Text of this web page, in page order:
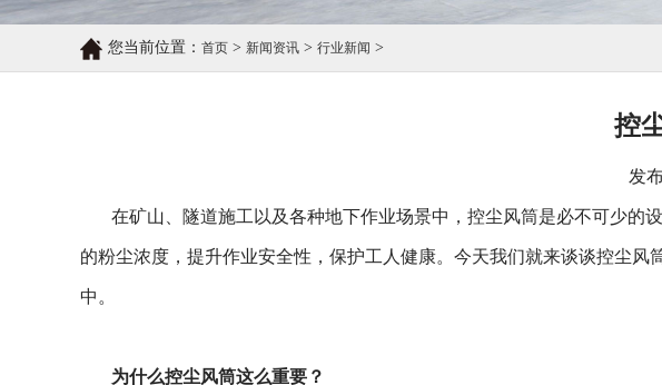
您当前位置： 首页 > 新闻资讯 > 行业新闻 >
控
发
在矿山、隧道施工以及各种地下作业场景中，控尘风筒是必不可少的
的粉尘浓度，提升作业安全性，保护工人健康。今天我们就来谈谈控尘
中。
为什么控尘风筒这么重要？